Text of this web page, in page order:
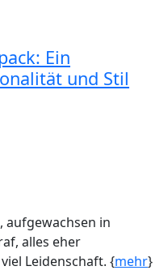
Ein
und Stil
aufgewachsen in
alles eher
Leidenschaft. {mehr}